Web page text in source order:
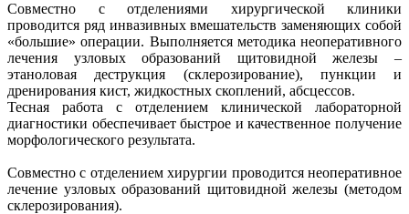
Совместно с отделениями хирургической клиники
проводится ряд инвазивных вмешательств заменяющих собой
«большие» операции. Выполняется методика неоперативного
лечения узловых образований щитовидной железы –
этаноловая деструкция (склерозирование), пункции и
дренирования кист, жидкостных скоплений, абсцессов.
Тесная работа с отделением клинической лабораторной
диагностики обеспечивает быстрое и качественное получение
морфологического результата.
Совместно с отделением хирургии проводится неоперативное
лечение узловых образований щитовидной железы (методом
склерозирования).